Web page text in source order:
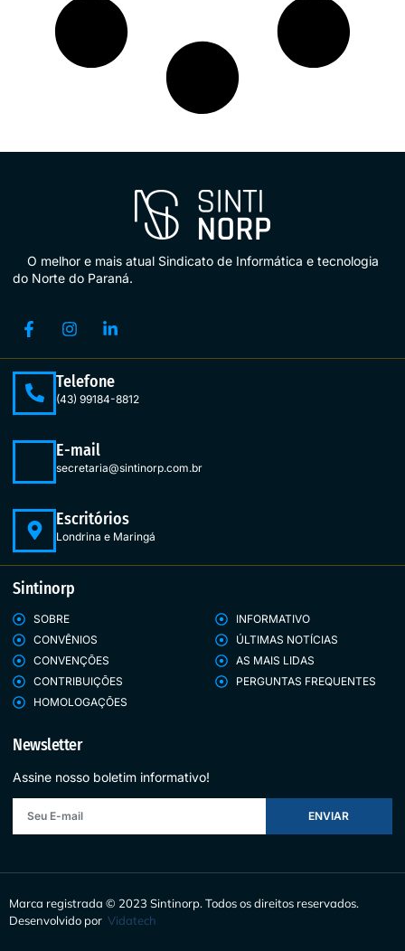
O melhor e mais atual Sindicato de Informática e tecnologia
do Norte do Paraná.
Telefone
(43) 99184-8812
E-mail
secretaria@sintinorp.com.br
Escritórios
Londrina e Maringá
Sintinorp
SOBRE
CONVÊNIOS
CONVENÇÕES
CONTRIBUIÇÕES
HOMOLOGAÇÕES
INFORMATIVO
ÚLTIMAS NOTÍCIAS
AS MAIS LIDAS
PERGUNTAS FREQUENTES
Newsletter
Assine nosso boletim informativo!
ENVIAR
Marca registrada © 2023 Sintinorp. Todos os direitos reservados.
Desenvolvido por Vidatech